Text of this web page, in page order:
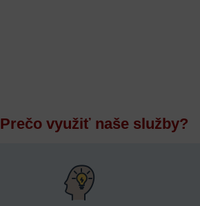
Prečo využiť naše služby?